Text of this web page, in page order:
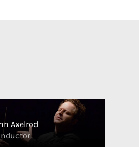
Axelrod